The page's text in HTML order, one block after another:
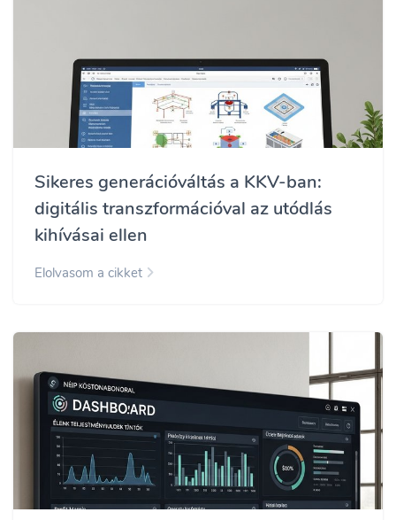
Sikeres generációváltás a KKV-ban:
digitális transzformációval az utódlás
kihívásai ellen
Elolvasom a cikket